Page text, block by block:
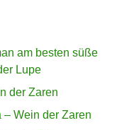
am besten süße
Lupe
der Zaren
– Wein der Zaren